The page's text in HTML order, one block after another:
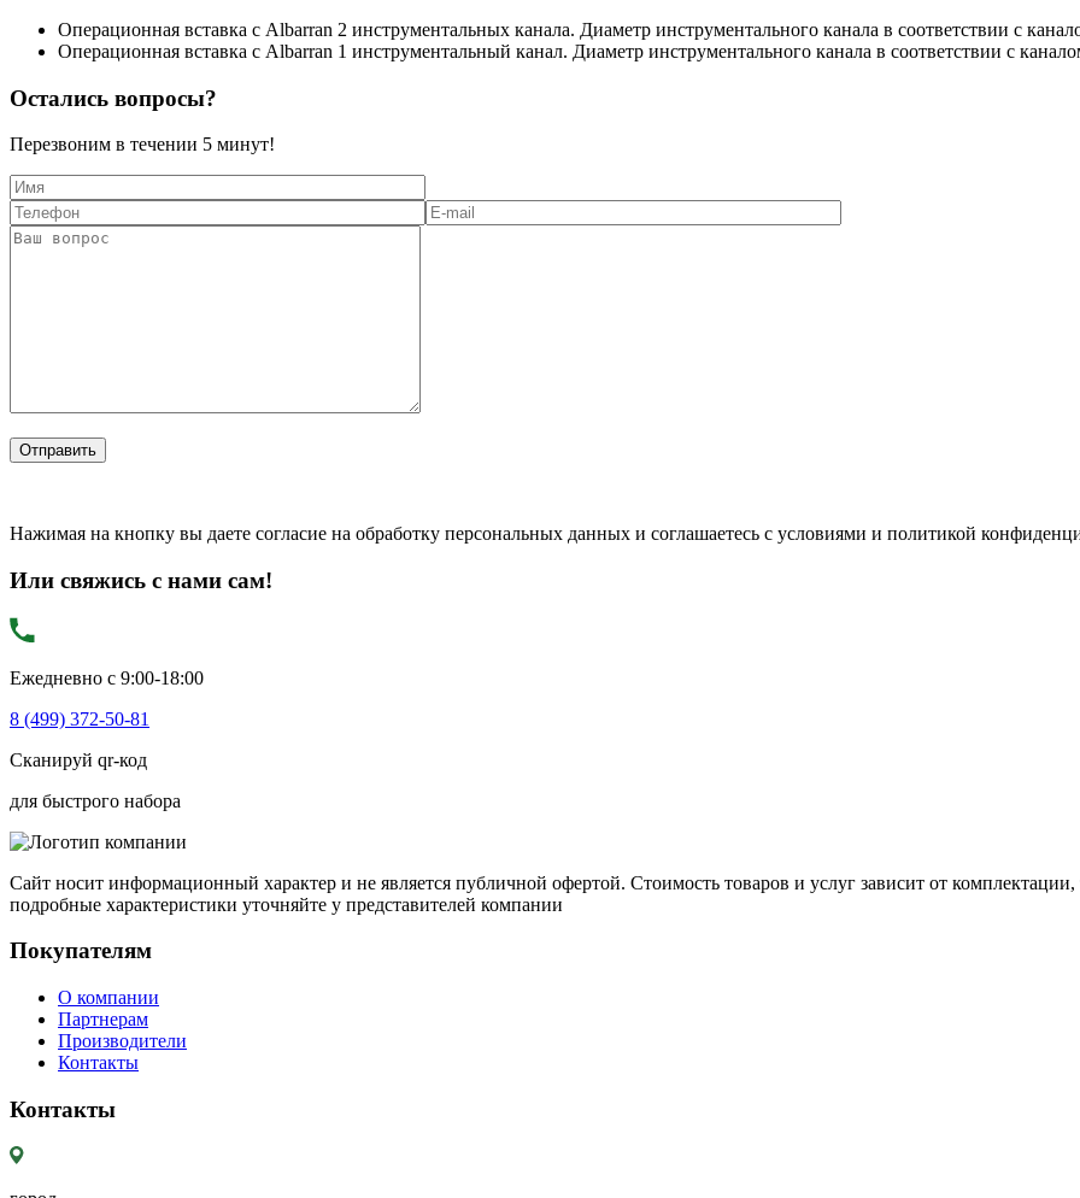
Операционная вставка с Albarran 2 инструментальных канала. Диаметр инструментального канала в соответствии с
Операционная вставка с Albarran 1 инструментальный канал. Диаметр инструментального канала в соответствии с
Остались вопросы?
Перезвоним в течении 5 минут!
Нажимая на кнопку вы даете согласие на обработку персональных данных и соглашаетесь с условиями и политикой
Или свяжись с нами сам!
Ежедневно с 9:00-18:00
8 (499) 372-50-81
Сканируй qr-код
для быстрого набора
Сайт носит информационный характер и не является публичной офертой. Стоимость товаров и услуг зависит от
подробные характеристики уточняйте у представителей компании
Покупателям
О компании
Партнерам
Производители
Контакты
Контакты